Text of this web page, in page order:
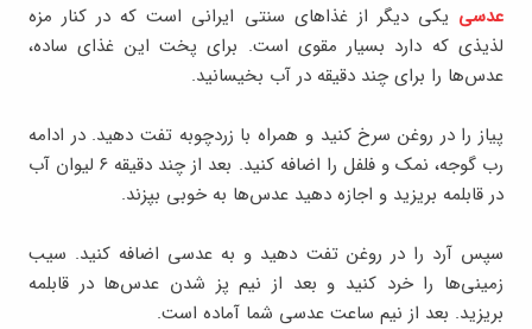
عدسی یکی دیگر از غذاهای سنتی ایرانی است که در کنار مزه
لذیذی که دارد بسیار مقوی است. برای پخت این غذای ساده،
عدس‌ها را برای چند دقیقه در آب بخیسانید.
پیاز را در روغن سرخ کنید و همراه با زردچوبه تفت دهید. در ادامه
رب گوجه، نمک و فلفل را اضافه کنید. بعد از چند دقیقه ۶ لیوان آب
در قابلمه بریزید و اجازه دهید عدس‌ها به خوبی بپزند.
سپس آرد را در روغن تفت دهید و به عدسی اضافه کنید. سیب
زمینی‌ها را خرد کنید و بعد از نیم پز شدن عدس‌ها در قابلمه
بریزید. بعد از نیم ساعت عدسی شما آماده است.